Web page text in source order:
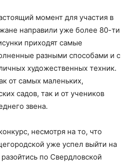
момент для участия в
направили уже более 80-ти
приходят самые
разными способами и с
художественных техник.
от самых маленьких,
садов, так и от учеников
звена.
несмотря на то, что
уже успел выйти на
по Свердловской